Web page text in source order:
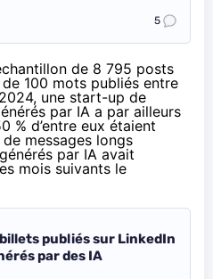
5
de 8 795 posts
100 mots publiés entre
une start-up de
par IA a par ailleurs
% d’entre eux étaient
messages longs
par IA avait
mois suivants le
publiés sur LinkedIn
par des IA